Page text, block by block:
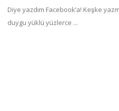
Diye yazdım Facebook’a! Keşke
duygu yüklü yüzlerce ...